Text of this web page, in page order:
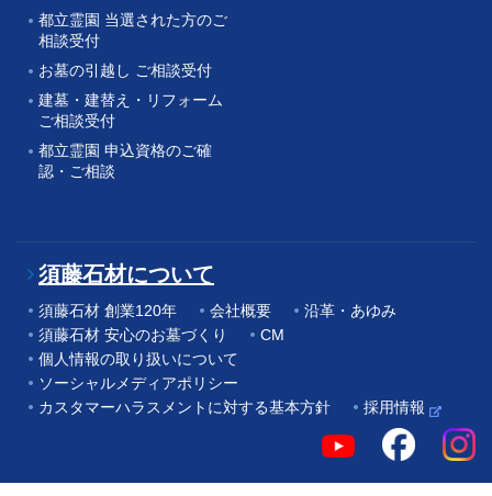
都立霊園 当選された方のご
相談受付
お墓の引越し ご相談受付
建墓・建替え・リフォーム
ご相談受付
都立霊園 申込資格のご確
認・ご相談
須藤石材について
須藤石材 創業120年 会社概要
沿革・あゆみ
須藤石材 安心のお墓づくり
CM
個人情報の取り扱いについて
ソーシャルメディアポリシー
カスタマーハラスメントに対する基本方針
採用情報